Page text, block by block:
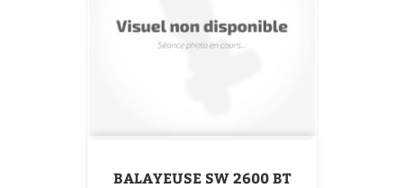
BALAYEUSE SW 2600 BT